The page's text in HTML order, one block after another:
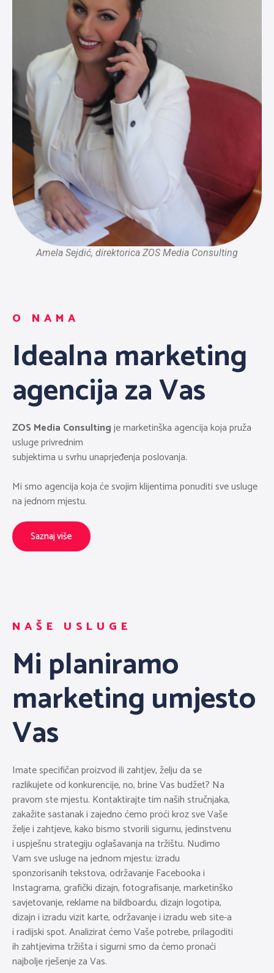
Amela Sejdić, direktorica ZOS Media Consulting
O NAMA
Idealna marketing
agencija za Vas
ZOS Media Consultingje marketinška agencija koja pruža
usluge privrednim
subjektima u svrhu unaprjeđenja poslovanja.
Mi smo agencija koja će svojim klijentima ponuditi sve usluge
na jednom mjestu.
Saznaj više
NAŠE USLUGE
Mi planiramo
marketing umjesto
Vas
Imate specifičan proizvod ili zahtjev, želju da se
razlikujete od konkurencije, no, brine Vas budžet? Na
pravom ste mjestu. Kontaktirajte tim naših stručnjaka,
zakažite sastanak i zajedno ćemo proći kroz sve Vaše
želje i zahtjeve, kako bismo stvorili sigurnu, jedinstvenu
i uspješnu strategiju oglašavanja na tržištu. Nudimo
Vam sve usluge na jednom mjestu: izradu
sponzorisanih tekstova, održavanje Facebooka i
Instagrama, grafički dizajn, fotografisanje, marketinško
savjetovanje, reklame na bildboardu, dizajn logotipa,
dizajn i izradu vizit karte, održavanje i izradu web site-a
i radijski spot. Analizirat ćemo Vaše potrebe, prilagoditi
ih zahtjevima tržišta i sigurni smo da ćemo pronaći
najbolje rješenje za Vas.